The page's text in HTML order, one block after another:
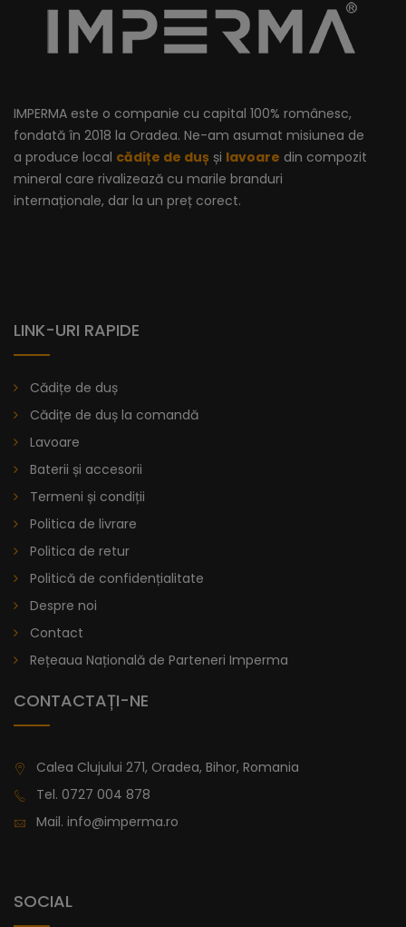
finisajele impecabile ale acestui produs.
lei
Lavoar Cu Bordură - Vitoria
De la914,11 lei
IMPERMA este o companie cu capital 100% românesc,
fondată în 2018 la Oradea. Ne-am asumat misiunea de
a produce local cădițe de duș și lavoare din compozit
mineral care rivalizează cu marile branduri
internaționale, dar la un preț corect.
LINK-URI RAPIDE
Cădițe de duș
Cădițe de duș la comandă
Lavoare
Baterii și accesorii
Termeni și condiții
Politica de livrare
Politica de retur
Politică de confidențialitate
Despre noi
Contact
Rețeaua Națională de Parteneri Imperma
CONTACTAȚI-NE
Calea Clujului 271, Oradea, Bihor, Romania
Tel. 0727 004 878
Mail. info@imperma.ro
SOCIAL